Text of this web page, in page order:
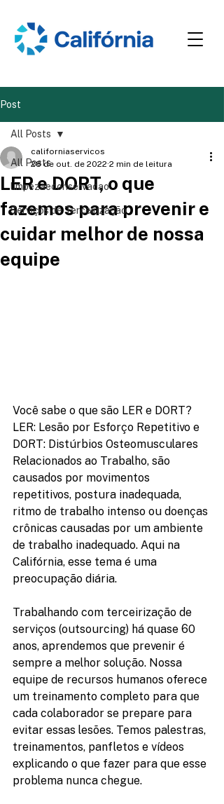
Post
All Posts
limpezaeconservacao
Serviços de Terceirização
All Posts
LER e DORT, o que
fazemos para prevenir e
cuidar melhor de nossa
equipe
californiaservicos
28 de out. de 2022 2 min de leitura
Você sabe o que são LER e DORT?
LER: Lesão por Esforço Repetitivo e
DORT: Distúrbios Osteomusculares
Relacionados ao Trabalho, são
causados por movimentos
repetitivos, postura inadequada,
ritmo de trabalho intenso ou doenças
crônicas causadas por um ambiente
de trabalho inadequado. Aqui na
Califórnia, esse tema é uma
preocupação diária.
Trabalhando com terceirização de
serviços (outsourcing) há quase 60
anos, aprendemos que prevenir é
sempre a melhor solução. Nossa
equipe de recursos humanos oferece
um treinamento completo para que
cada colaborador se prepare para
evitar essas lesões. Temos palestras,
treinamentos, panfletos e vídeos
explicando o que fazer para que esse
problema nunca chegue.